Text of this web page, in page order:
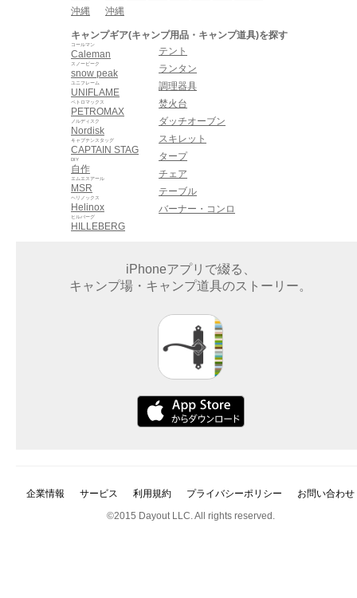
沖縄
沖縄
キャンプギア(キャンプ用品・キャンプ道具)を探す
Caleman
コールマン
snow peak
スノーピーク
UNIFLAME
ユニフレーム
PETROMAX
ペトロマックス
Nordisk
ノルディスク
CAPTAIN STAG
キャプテンスタッグ
自作
DIY
MSR
エムエスアール
Helinox
ヘリノックス
HILLEBERG
ヒルバーグ
テント
ランタン
調理器具
焚火台
ダッチオーブン
スキレット
タープ
チェア
テーブル
バーナー・コンロ
iPhoneアプリで綴る、
キャンプ場・キャンプ道具のストーリー。
企業情報 サービス 利用規約 プライバシーポリシー
お問い合わせ
©2015 Dayout LLC. All rights reserved.